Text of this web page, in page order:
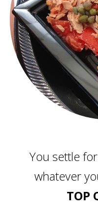
You settle
whatever
TOP